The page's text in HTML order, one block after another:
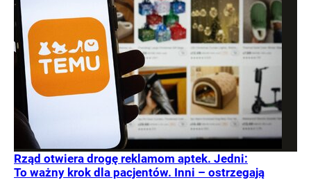
Rząd otwiera drogę reklamom aptek. Jedni:
To ważny krok dla pacjentów. Inni – ostrzegają